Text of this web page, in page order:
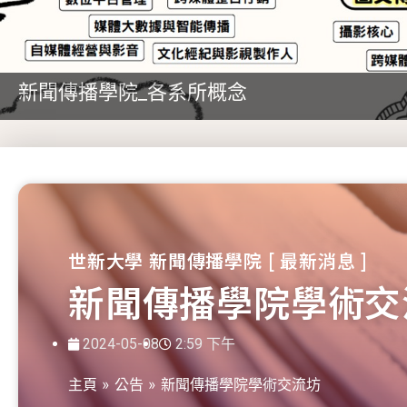
新聞傳播學院_各系所概念
世新大學 新聞傳播學院 [ 最新消息 ]
新聞傳播學院學術
2024-05-08 2:59 下午
主頁 » 公告 » 新聞傳播學院學術交流坊